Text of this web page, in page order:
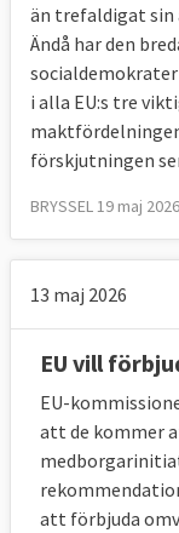
än trefaldigat sin
Ändå har den
i alla EU:s tre
förskjutningen
BRYSSEL 19 maj 2026
13 maj 2026
EU vill
EU-
att de kommer
att förbjuda